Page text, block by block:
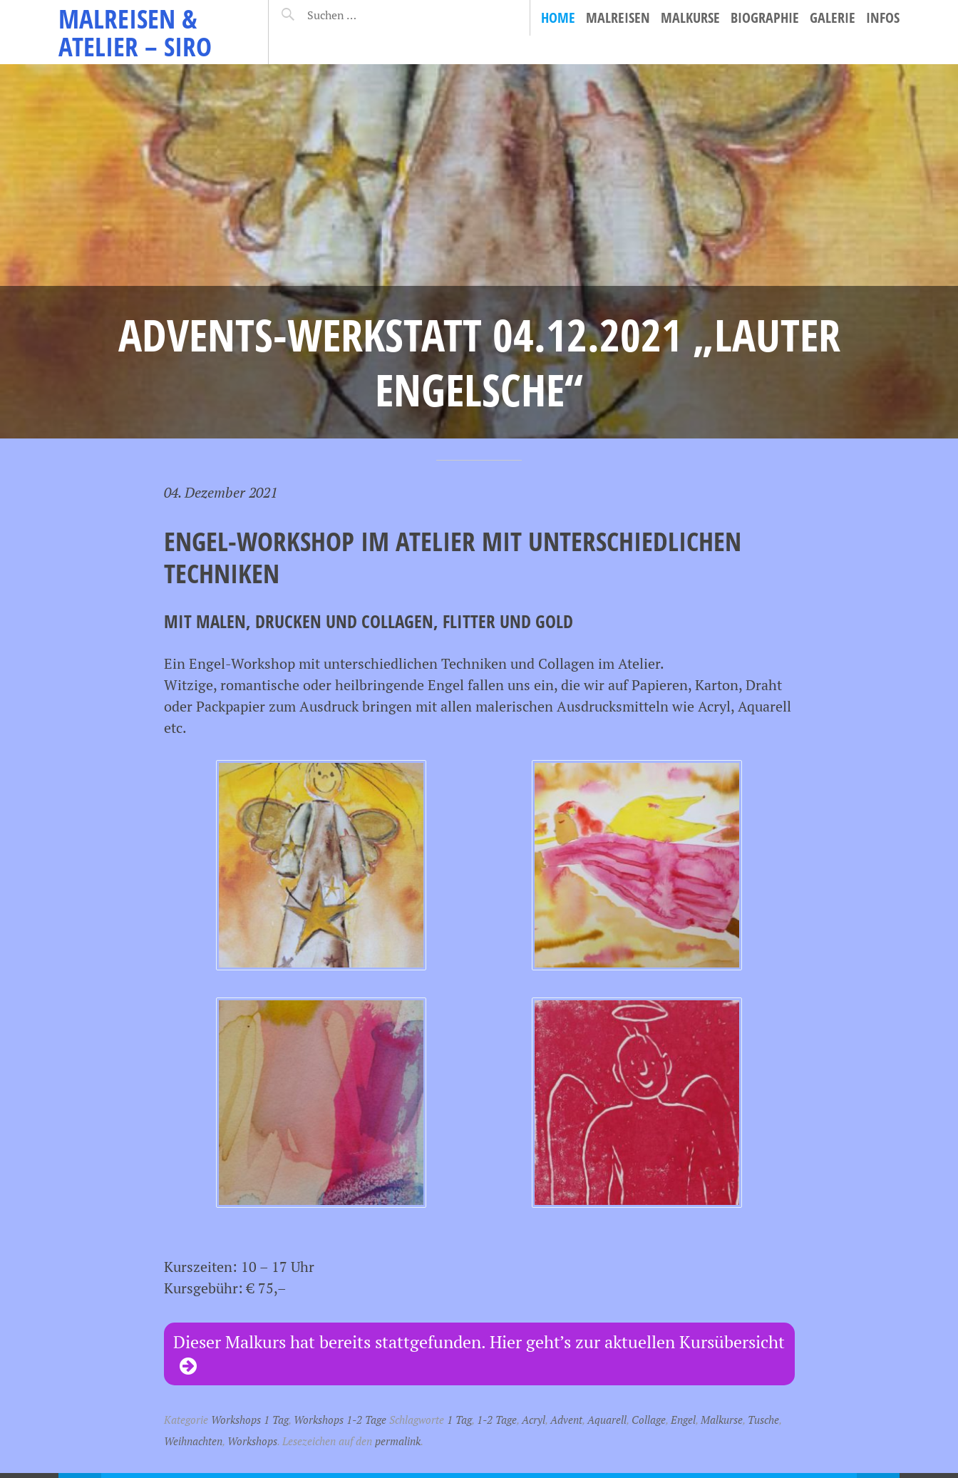
MALREISEN &
ATELIER – SIRO
HOME MALREISEN MALKURSE BIOGRAPHIE GALERIE INFOS
ADVENTS-WERKSTATT 04.12.2021 „LAUTER
ENGELSCHE“
04. Dezember 2021
ENGEL-WORKSHOP IM ATELIER MIT UNTERSCHIEDLICHEN
TECHNIKEN
MIT MALEN, DRUCKEN UND COLLAGEN, FLITTER UND GOLD
Ein Engel-Workshop mit unterschiedlichen Techniken und Collagen im Atelier.
Witzige, romantische oder heilbringende Engel fallen uns ein, die wir auf Papieren, Karton, Draht
oder Packpapier zum Ausdruck bringen mit allen malerischen Ausdrucksmitteln wie Acryl, Aquarell
etc.
Kurszeiten: 10 – 17 Uhr
Kursgebühr: € 75,–
Dieser Malkurs hat bereits stattgefunden. Hier geht’s zur aktuellen Kursübersicht
Kategorie Workshops 1 Tag, Workshops 1-2 TageSchlagworte 1 Tag, 1-2 Tage,Acryl,Advent,Aquarell, Collage, Engel, Malkurse, Tusche,
Weihnachten, Workshops. Lesezeichen auf den permalink.